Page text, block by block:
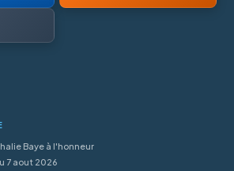
Baye à l'honneur
7 aout 2026